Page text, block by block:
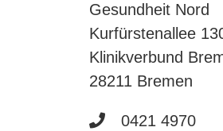
Gesundheit Nord
Kurfürstenallee
Klinikverbund
28211 Bremen
0421 4970